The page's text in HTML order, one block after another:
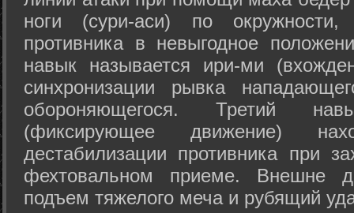
ноги (сури-аси) по
противника в невыгодное
навык называется ири-ми
синхронизации рывка
обороняющегося. Третий
(фиксирующее движение)
дестабилизации противника при
фехтовальном приеме. Внешне
подъем тяжелого меча и рубящий